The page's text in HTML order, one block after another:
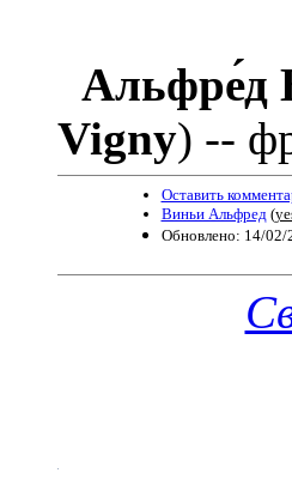
Альфре́д
Vigny) --
Оставить
Виньи Альфред (
Обновлено: 14/02/